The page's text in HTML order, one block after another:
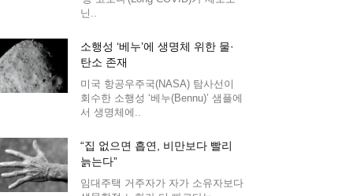
닌..
소행성 ‘베누’에 생명체 위한 물·
탄소 존재
미국 항공우주국(NASA) 탐사선이
회수한 소행성 ‘베누(Bennu)’ 샘플에
서 생명체에..
“집 없으면 흡연, 비만보다 빨리
늙는다”
임대주택 거주자가 자가 소유자보다